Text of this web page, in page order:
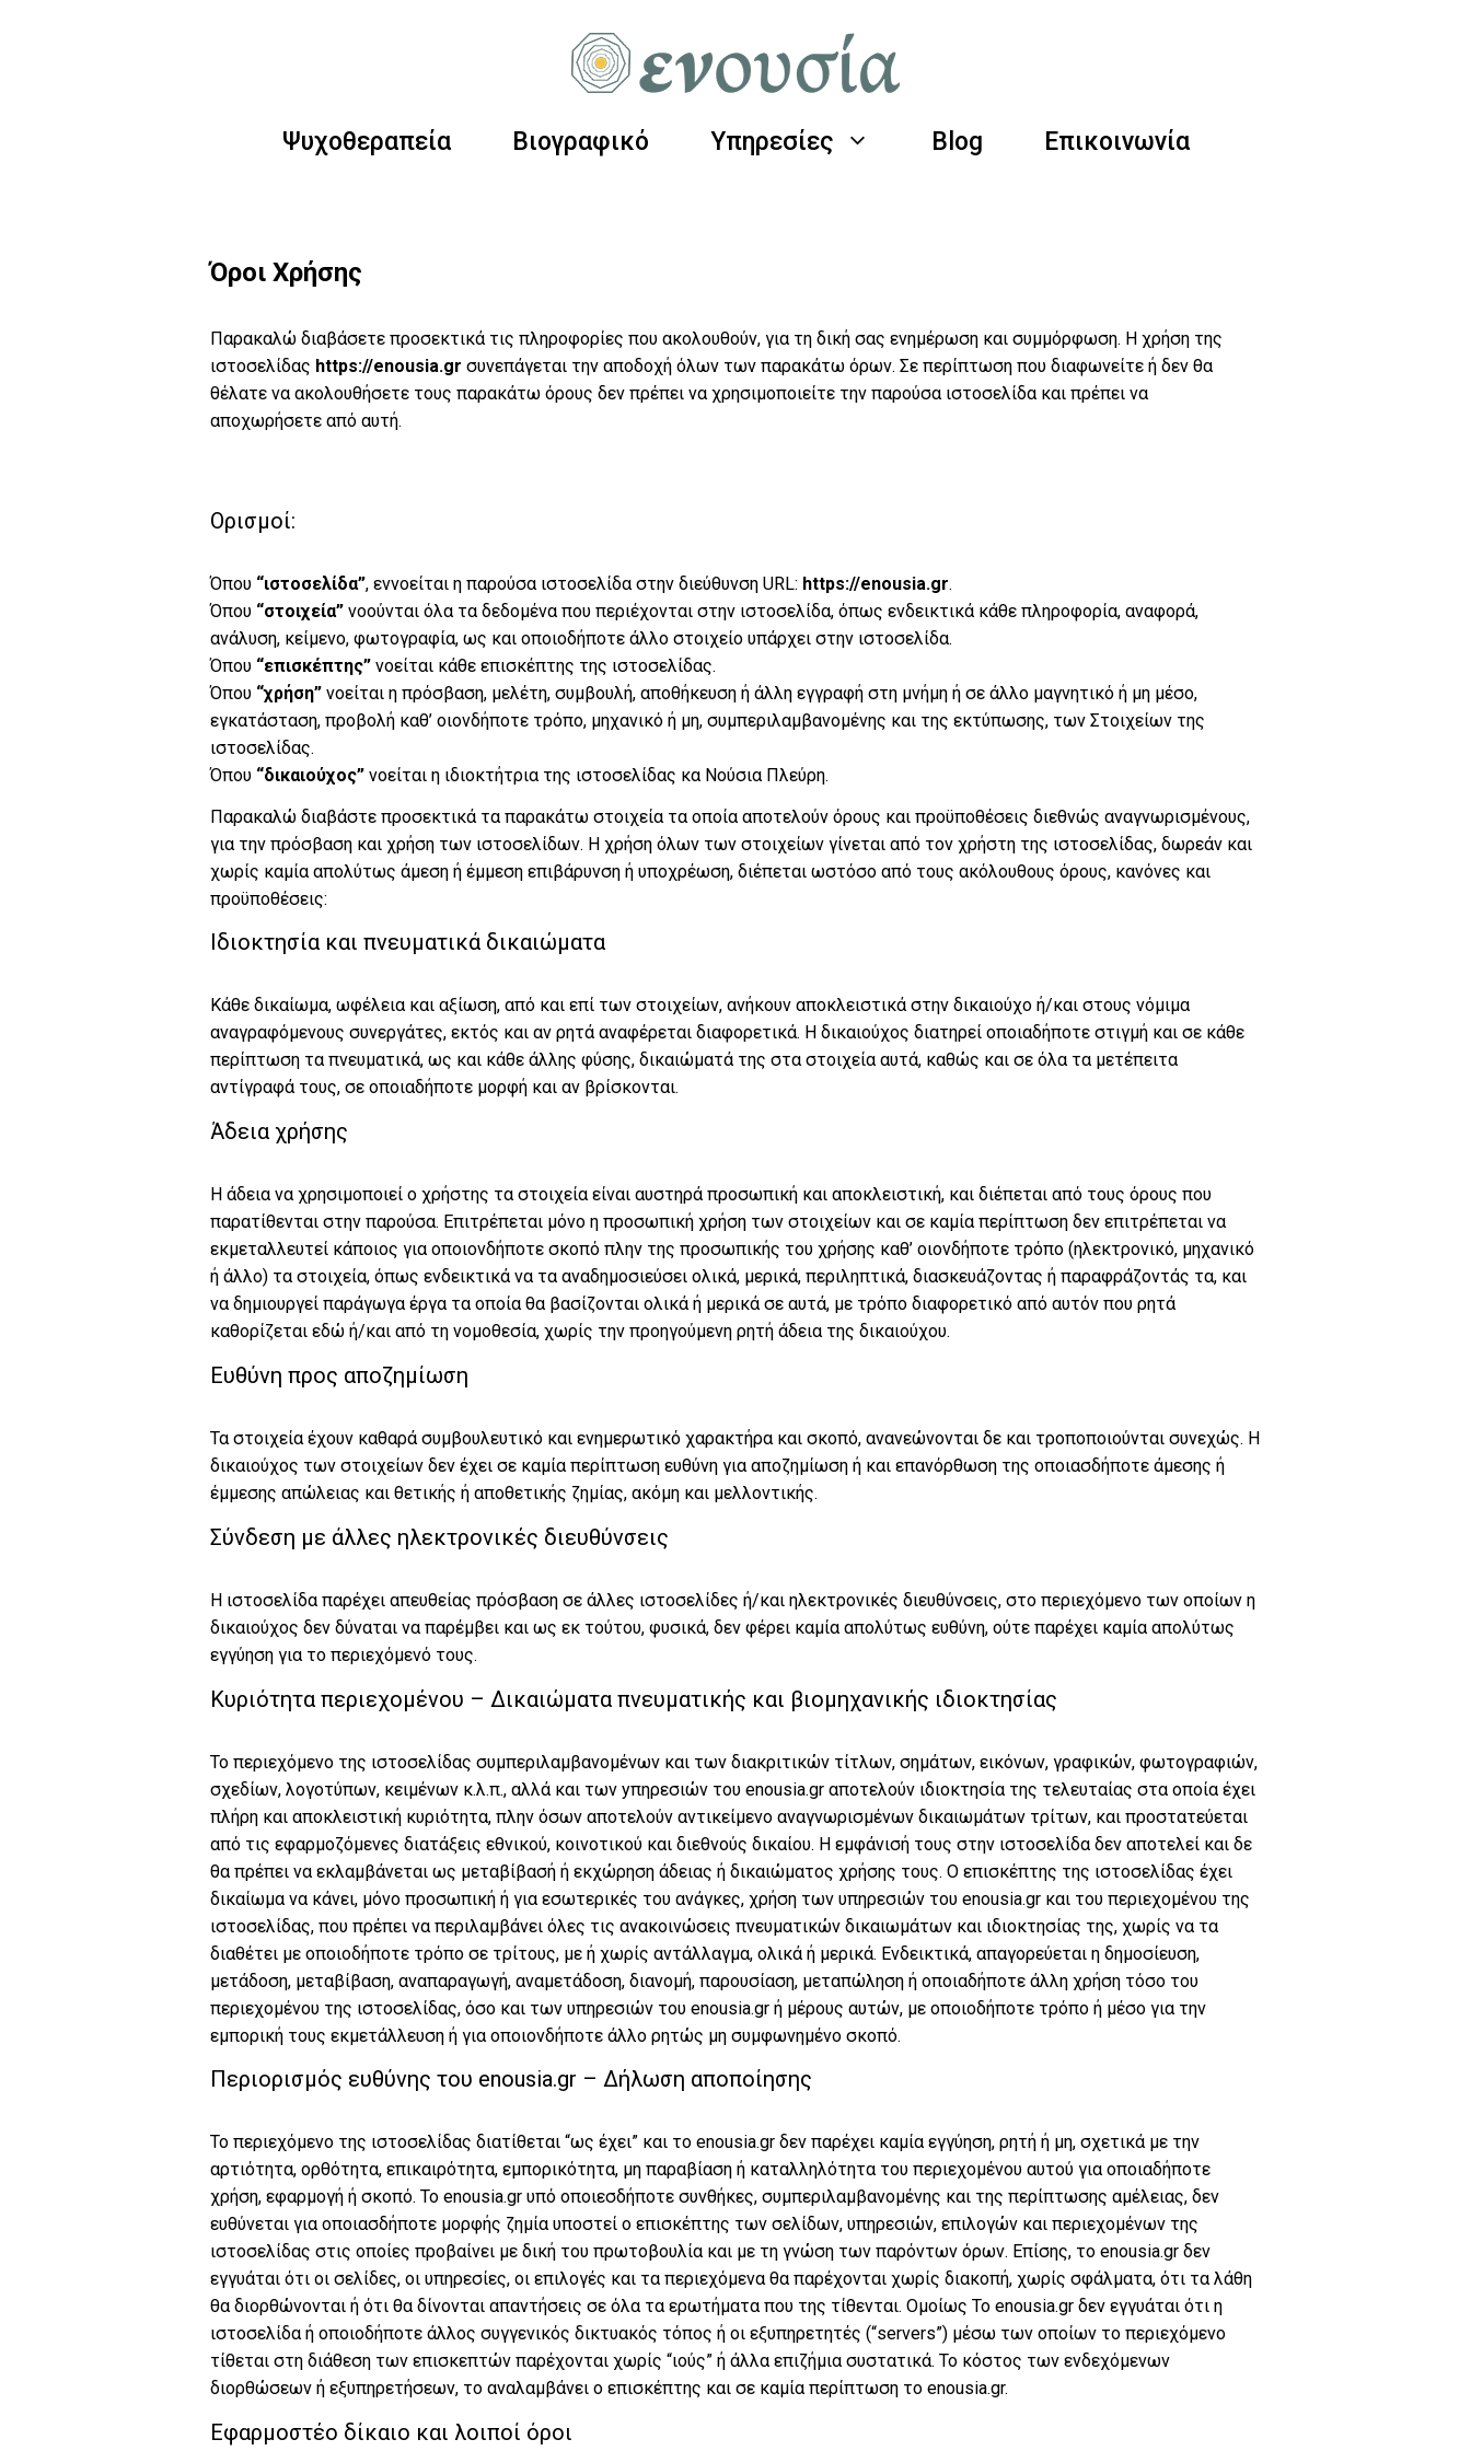
Ψυχοθεραπεία Βιογραφικό Υπηρεσίες Blog Επικοινωνία
Όροι Χρήσης
Παρακαλώ διαβάσετε προσεκτικά τις πληροφορίες που ακολουθούν, για τη δική σας ενημέρωση και συμμόρφωση. Η χρήση της
ιστοσελίδας https://enousia.gr συνεπάγεται την αποδοχή όλων των παρακάτω όρων. Σε περίπτωση που διαφωνείτε ή δεν θα
θέλατε να ακολουθήσετε τους παρακάτω όρους δεν πρέπει να χρησιμοποιείτε την παρούσα ιστοσελίδα και πρέπει να
αποχωρήσετε από αυτή.
Ορισμοί:
Όπου “ιστοσελίδα”, εννοείται η παρούσα ιστοσελίδα στην διεύθυνση URL: https://enousia.gr.
Όπου “στοιχεία” νοούνται όλα τα δεδομένα που περιέχονται στην ιστοσελίδα, όπως ενδεικτικά κάθε πληροφορία, αναφορά,
ανάλυση, κείμενο, φωτογραφία, ως και οποιοδήποτε άλλο στοιχείο υπάρχει στην ιστοσελίδα.
Όπου “επισκέπτης” νοείται κάθε επισκέπτης της ιστοσελίδας.
Όπου “χρήση” νοείται η πρόσβαση, μελέτη, συμβουλή, αποθήκευση ή άλλη εγγραφή στη μνήμη ή σε άλλο μαγνητικό ή μη μέσο,
εγκατάσταση, προβολή καθ’ οιονδήποτε τρόπο, μηχανικό ή μη, συμπεριλαμβανομένης και της εκτύπωσης, των Στοιχείων της
ιστοσελίδας.
Όπου “δικαιούχος” νοείται η ιδιοκτήτρια της ιστοσελίδας κα Νούσια Πλεύρη.
Παρακαλώ διαβάστε προσεκτικά τα παρακάτω στοιχεία τα οποία αποτελούν όρους και προϋποθέσεις διεθνώς αναγνωρισμένους,
για την πρόσβαση και χρήση των ιστοσελίδων. Η χρήση όλων των στοιχείων γίνεται από τον χρήστη της ιστοσελίδας, δωρεάν και
χωρίς καμία απολύτως άμεση ή έμμεση επιβάρυνση ή υποχρέωση, διέπεται ωστόσο από τους ακόλουθους όρους, κανόνες και
προϋποθέσεις:
Ιδιοκτησία και πνευματικά δικαιώματα
Κάθε δικαίωμα, ωφέλεια και αξίωση, από και επί των στοιχείων, ανήκουν αποκλειστικά στην δικαιούχο ή/και στους νόμιμα
αναγραφόμενους συνεργάτες, εκτός και αν ρητά αναφέρεται διαφορετικά. Η δικαιούχος διατηρεί οποιαδήποτε στιγμή και σε κάθε
περίπτωση τα πνευματικά, ως και κάθε άλλης φύσης, δικαιώματά της στα στοιχεία αυτά, καθώς και σε όλα τα μετέπειτα
αντίγραφά τους, σε οποιαδήποτε μορφή και αν βρίσκονται.
Άδεια χρήσης
Η άδεια να χρησιμοποιεί ο χρήστης τα στοιχεία είναι αυστηρά προσωπική και αποκλειστική, και διέπεται από τους όρους που
παρατίθενται στην παρούσα. Επιτρέπεται μόνο η προσωπική χρήση των στοιχείων και σε καμία περίπτωση δεν επιτρέπεται να
εκμεταλλευτεί κάποιος για οποιονδήποτε σκοπό πλην της προσωπικής του χρήσης καθ’ οιονδήποτε τρόπο (ηλεκτρονικό, μηχανικό
ή άλλο) τα στοιχεία, όπως ενδεικτικά να τα αναδημοσιεύσει ολικά, μερικά, περιληπτικά, διασκευάζοντας ή παραφράζοντάς τα, και
να δημιουργεί παράγωγα έργα τα οποία θα βασίζονται ολικά ή μερικά σε αυτά, με τρόπο διαφορετικό από αυτόν που ρητά
καθορίζεται εδώ ή/και από τη νομοθεσία, χωρίς την προηγούμενη ρητή άδεια της δικαιούχου.
Ευθύνη προς αποζημίωση
Τα στοιχεία έχουν καθαρά συμβουλευτικό και ενημερωτικό χαρακτήρα και σκοπό, ανανεώνονται δε και τροποποιούνται συνεχώς. Η
δικαιούχος των στοιχείων δεν έχει σε καμία περίπτωση ευθύνη για αποζημίωση ή και επανόρθωση της οποιασδήποτε άμεσης ή
έμμεσης απώλειας και θετικής ή αποθετικής ζημίας, ακόμη και μελλοντικής.
Σύνδεση με άλλες ηλεκτρονικές διευθύνσεις
Η ιστοσελίδα παρέχει απευθείας πρόσβαση σε άλλες ιστοσελίδες ή/και ηλεκτρονικές διευθύνσεις, στο περιεχόμενο των οποίων η
δικαιούχος δεν δύναται να παρέμβει και ως εκ τούτου, φυσικά, δεν φέρει καμία απολύτως ευθύνη, ούτε παρέχει καμία απολύτως
εγγύηση για το περιεχόμενό τους.
Κυριότητα περιεχομένου – Δικαιώματα πνευματικής και βιομηχανικής ιδιοκτησίας
Το περιεχόμενο της ιστοσελίδας συμπεριλαμβανομένων και των διακριτικών τίτλων, σημάτων, εικόνων, γραφικών, φωτογραφιών,
σχεδίων, λογοτύπων, κειμένων κ.λ.π., αλλά και των yπηρεσιών του enousia.gr αποτελούν ιδιοκτησία της τελευταίας στα οποία έχει
πλήρη και αποκλειστική κυριότητα, πλην όσων αποτελούν αντικείμενο αναγνωρισμένων δικαιωμάτων τρίτων, και προστατεύεται
από τις εφαρμοζόμενες διατάξεις εθνικού, κοινοτικού και διεθνούς δικαίου. Η εμφάνισή τους στην ιστοσελίδα δεν αποτελεί και δε
θα πρέπει να εκλαμβάνεται ως μεταβίβασή ή εκχώρηση άδειας ή δικαιώματος χρήσης τους. Ο επισκέπτης της ιστοσελίδας έχει
δικαίωμα να κάνει, μόνο προσωπική ή για εσωτερικές του ανάγκες, χρήση των υπηρεσιών του enousia.gr και του περιεχομένου της
ιστοσελίδας, που πρέπει να περιλαμβάνει όλες τις ανακοινώσεις πνευματικών δικαιωμάτων και ιδιοκτησίας της, χωρίς να τα
διαθέτει με οποιοδήποτε τρόπο σε τρίτους, με ή χωρίς αντάλλαγμα, ολικά ή μερικά. Ενδεικτικά, απαγορεύεται η δημοσίευση,
μετάδοση, μεταβίβαση, αναπαραγωγή, αναμετάδοση, διανομή, παρουσίαση, μεταπώληση ή οποιαδήποτε άλλη χρήση τόσο του
περιεχομένου της ιστοσελίδας, όσο και των υπηρεσιών του enousia.gr ή μέρους αυτών, με οποιοδήποτε τρόπο ή μέσο για την
εμπορική τους εκμετάλλευση ή για οποιονδήποτε άλλο ρητώς μη συμφωνημένο σκοπό.
Περιορισμός ευθύνης του enousia.gr – Δήλωση αποποίησης
Το περιεχόμενο της ιστοσελίδας διατίθεται “ως έχει” και το enousia.gr δεν παρέχει καμία εγγύηση, ρητή ή μη, σχετικά με την
αρτιότητα, ορθότητα, επικαιρότητα, εμπορικότητα, μη παραβίαση ή καταλληλότητα του περιεχομένου αυτού για οποιαδήποτε
χρήση, εφαρμογή ή σκοπό. Το enousia.gr υπό οποιεσδήποτε συνθήκες, συμπεριλαμβανομένης και της περίπτωσης αμέλειας, δεν
ευθύνεται για οποιασδήποτε μορφής ζημία υποστεί ο επισκέπτης των σελίδων, υπηρεσιών, επιλογών και περιεχομένων της
ιστοσελίδας στις οποίες προβαίνει με δική του πρωτοβουλία και με τη γνώση των παρόντων όρων. Επίσης, το enousia.gr δεν
εγγυάται ότι οι σελίδες, οι υπηρεσίες, οι επιλογές και τα περιεχόμενα θα παρέχονται χωρίς διακοπή, χωρίς σφάλματα, ότι τα λάθη
θα διορθώνονται ή ότι θα δίνονται απαντήσεις σε όλα τα ερωτήματα που της τίθενται. Ομοίως Το enousia.gr δεν εγγυάται ότι η
ιστοσελίδα ή οποιοδήποτε άλλος συγγενικός δικτυακός τόπος ή οι εξυπηρετητές (“servers”) μέσω των οποίων το περιεχόμενο
τίθεται στη διάθεση των επισκεπτών παρέχονται χωρίς “ιούς” ή άλλα επιζήμια συστατικά. Το κόστος των ενδεχόμενων
διορθώσεων ή εξυπηρετήσεων, το αναλαμβάνει ο επισκέπτης και σε καμία περίπτωση το enousia.gr.
Εφαρμοστέο δίκαιο και λοιποί όροι